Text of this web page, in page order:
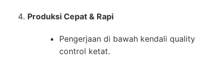
Produksi Cepat & Rapi
Pengerjaan di bawah kendali quality
control ketat.